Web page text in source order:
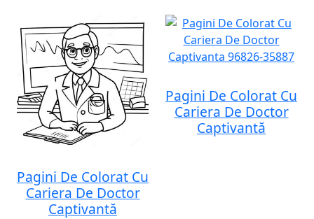
Pagini De Colorat Cu
Cariera De Doctor
Captivantă
Pagini De Colorat Cu
Cariera De Doctor
Captivantă